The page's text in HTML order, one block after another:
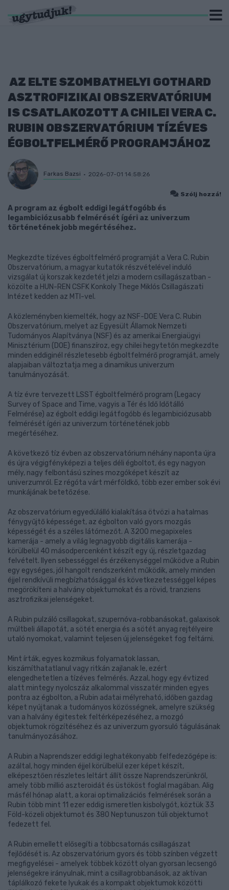
AZ ELTE SZOMBATHELYI GOTHARD
ASZTROFIZIKAI OBSZERVATÓRIUM
IS CSATLAKOZOTT A CHILEI VERA C.
RUBIN OBSZERVATÓRIUM TÍZÉVES
ÉGBOLTFELMÉRŐ PROGRAMJÁHOZ
Farkas Bazsi 2026-07-01 14:58:26
Szólj hozzá!
A program az égbolt eddigi legátfogóbb és
legambiciózusabb felmérését ígéri az univerzum
történetének jobb megértéséhez.
Megkezdte tízéves égboltfelmérő programját a Vera C. Rubin
Obszervatórium, a magyar kutatók részvételével induló
vizsgálat új korszak kezdetét jelzi a modern csillagászatban -
közölte a HUN-REN CSFK Konkoly Thege Miklós Csillagászati
Intézet kedden az MTI-vel.
A közleményben kiemelték, hogy az NSF-DOE Vera C. Rubin
Obszervatórium, melyet az Egyesült Államok Nemzeti
Tudományos Alapítványa (NSF) és az amerikai Energiaügyi
Minisztérium (DOE) finanszíroz, egy chilei hegytetőn megkezdte
minden eddiginél részletesebb égboltfelmérő programját, amely
alapjaiban változtatja meg a dinamikus univerzum
tanulmányozását.
A tíz évre tervezett LSST égboltfelmérő program (Legacy
Survey of Space and Time, vagyis a Tér és Idő Időtálló
Felmérése) az égbolt eddigi legátfogóbb és legambiciózusabb
felmérését ígéri az univerzum történetének jobb
megértéséhez.
A következő tíz évben az obszervatórium néhány naponta újra
és újra végigfényképezi a teljes déli égboltot, és egy nagyon
mély, nagy felbontású színes mozgóképet készít az
univerzumról. Ez régóta várt mérföldkő, több ezer ember sok évi
munkájának betetőzése.
Az obszervatórium egyedülálló kialakítása ötvözi a hatalmas
fénygyűjtő képességet, az égbolton való gyors mozgás
képességét és a széles látómezőt. A 3200 megapixeles
kamerája - amely a világ legnagyobb digitális kamerája -
körülbelül 40 másodpercenként készít egy új, részletgazdag
felvételt. Ilyen sebességgel és érzékenységgel működve a Rubin
egy egységes, jól hangolt rendszerként működik, amely minden
éjjel rendkívüli megbízhatósággal és következetességgel képes
megörökíteni a halvány objektumokat és a rövid, tranziens
asztrofizikai jelenségeket.
A Rubin pulzáló csillagokat, szupernóva-robbanásokat, galaxisok
múltbeli állapotát, a sötét energia és a sötét anyag rejtélyeire
utaló nyomokat, valamint teljesen új jelenségeket fog feltárni.
Mint írták, egyes kozmikus folyamatok lassan,
kiszámíthatatlanul vagy ritkán zajlanak le, ezért
elengedhetetlen a tízéves felmérés. Azzal, hogy egy évtized
alatt mintegy nyolcszáz alkalommal visszatér minden egyes
pontra az égbolton, a Rubin adatai mélyreható, időben gazdag
képet nyújtanak a tudományos közösségnek, amelyre szükség
van a halvány égitestek feltérképezéséhez, a mozgó
objektumok rögzítéséhez és az univerzum gyorsuló tágulásának
tanulmányozásához.
A Rubin a Naprendszer eddigi leghatékonyabb felfedezőgépe is:
azáltal, hogy minden éjjel körülbelül ezer képet készít,
elképesztően részletes leltárt állít össze Naprendszerünkről,
amely több millió aszteroidát és üstököst foglal magában. Alig
másfél hónap alatt, a korai optimalizációs felmérések során a
Rubin több mint 11 ezer eddig ismeretlen kisbolygót, köztük 33
Föld-közeli objektumot és 380 Neptunuszon túli objektumot
fedezett fel.
A Rubin emellett elősegíti a többcsatornás csillagászat
fejlődését is. Az obszervatórium gyors és több színben végzett
megfigyelései - amelyek többek között olyan gyorsan lecsengő
jelenségekre irányulnak, mint a csillagrobbanások, az aktívan
táplálkozó fekete lyukak és a kompakt objektumok közötti